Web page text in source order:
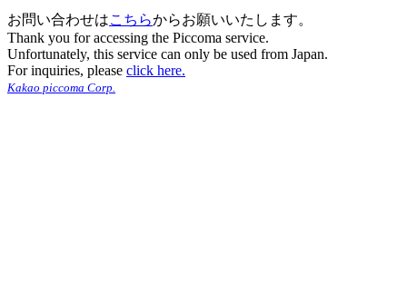
お問い合わせはこちらからお願いいたします。
Thank you for accessing the Piccoma service.
Unfortunately, this service can only be used from Japan.
For inquiries, please click here.
Kakao piccoma Corp.